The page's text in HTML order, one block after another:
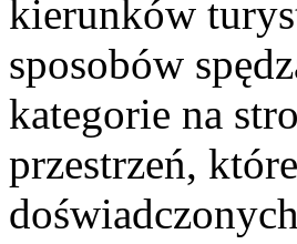
kierunków
sposobów
kategorie na
przestrzeń,